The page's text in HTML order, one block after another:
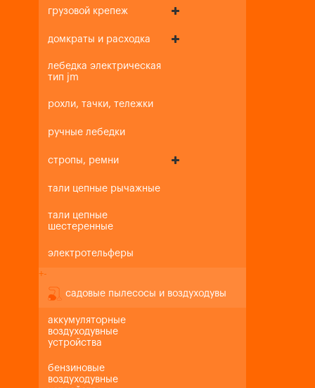
грузовой крепеж
домкраты и расходка
лебедка электрическая
тип jm
рохли, тачки, тележки
ручные лебедки
стропы, ремни
тали цепные рычажные
тали цепные
шестеренные
электротельферы
+-
садовые пылесосы и воздуходувы
аккумуляторные
воздуходувные
устройства
бензиновые
воздуходувные